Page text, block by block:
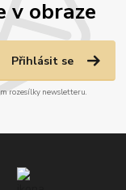
v obraze
Přihlásit se
rozesílky newsletteru.